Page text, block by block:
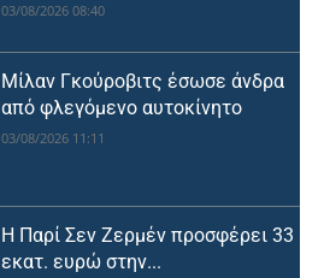
03/08/2026 08:40
Μίλαν Γκούροβιτς έσωσε άνδρα
από φλεγόμενο αυτοκίνητο
03/08/2026 11:11
Η Παρί Σεν Ζερμέν προσφέρει 33
εκατ. ευρώ στην...